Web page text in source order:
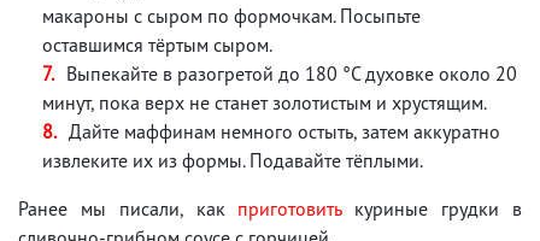
макароны с сыром по формочкам. Посыпьте
оставшимся тёртым сыром.
Выпекайте в разогретой до 180 °C духовке около 20
минут, пока верх не станет золотистым и хрустящим.
Дайте маффинам немного остыть, затем аккуратно
извлеките их из формы. Подавайте тёплыми.
Ранее мы писали, как приготовитькуриные грудки в